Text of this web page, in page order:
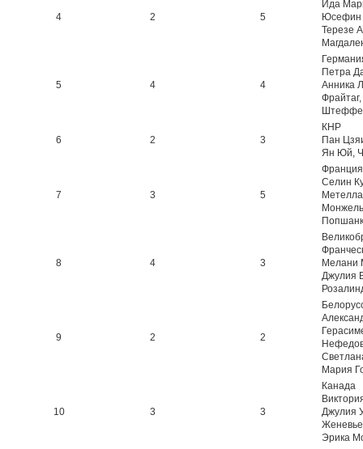
4 2 5
Ида
Юсефин
Терезе
5 4 4
Петра
Анника
6 2 3
КНР
Пан
Ян Юй,
7 3 5
Франция
Селин
8 4 3
Мелани
Джулия
9 2 2
Мария
10 3 3
Канада
Джулия
Эрика